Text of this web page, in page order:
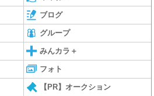
ブログ
グループ
みんカラ＋
フォト
【PR】オークション